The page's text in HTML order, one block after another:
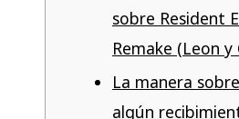
sobre Resident
Remake (Leon y
La manera
algún